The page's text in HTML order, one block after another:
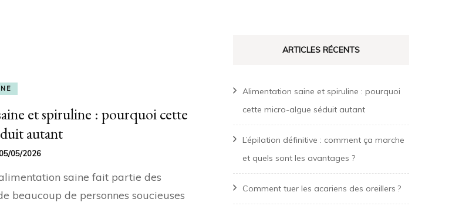
et spiruline : pourquoi cette
autant
05/2026
alimentation saine fait partie des
beaucoup de personnes soucieuses
ARTICLES RÉCENTS
Alimentation saine et spiruline : pourquoi
cette micro-algue séduit autant
L’épilation définitive : comment ça marche
et quels sont les avantages ?
Comment tuer les acariens des oreillers ?